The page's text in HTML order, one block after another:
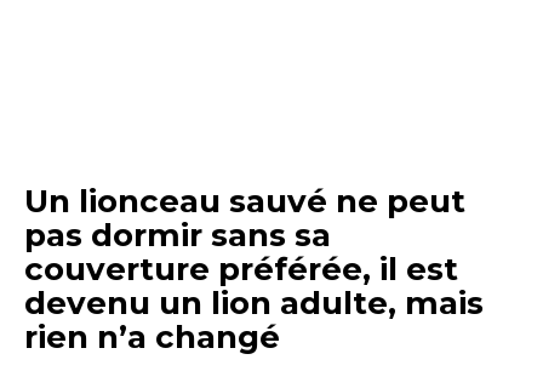
Un lionceau sauvé ne peut
pas dormir sans sa
couverture préférée, il est
devenu un lion adulte, mais
rien n’a changé